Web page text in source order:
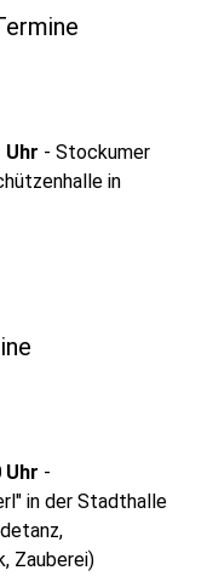
Uhr - Stockumer
in
Uhr -
in der Stadthalle
Zauberei)